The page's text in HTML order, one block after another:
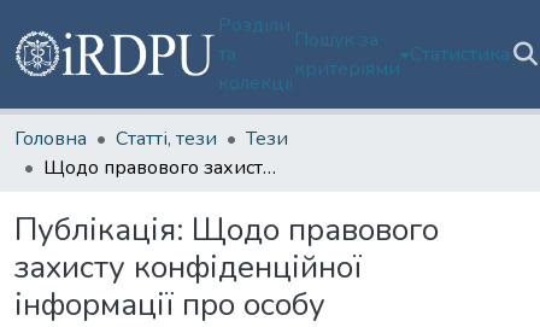
Розділи
та
колекції
Пошук за
критеріями
Статистика
Головна Статті, тези
Тези
Щодо правового захисту конфіденційної інформації про особу
Публікація: Щодо правового
захисту конфіденційної
інформації про особу